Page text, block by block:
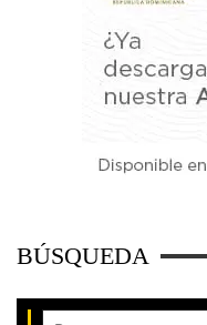
BÚSQUEDA